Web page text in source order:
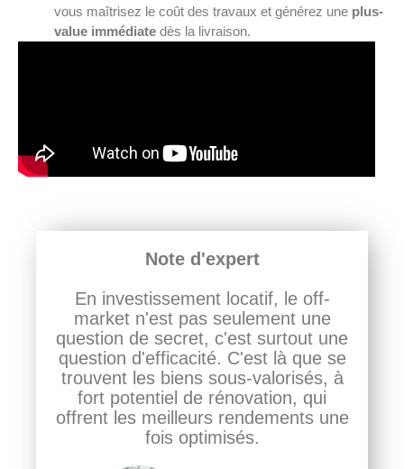
vous maîtrisez le coût des travaux et générez une plus-
value immédiate dès la livraison.
Note d'expert
En investissement locatif, le off-
market n'est pas seulement une
question de secret, c'est surtout une
question d'efficacité. C'est là que se
trouvent les biens sous-valorisés, à
fort potentiel de rénovation, qui
offrent les meilleurs rendements une
fois optimisés.